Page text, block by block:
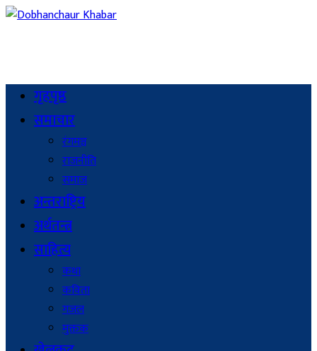
गृहपृष्ठ
समाचार
रंगमञ्च
राजनीति
समाज
अन्तराष्ट्रिय
अर्थतन्त्र
साहित्य
कथा
कविता
गजल
मुक्तक